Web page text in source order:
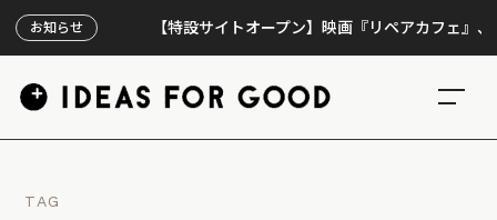
お知らせ 【特設サイトオープン】映画『リペアカフェ』、上映
TAG